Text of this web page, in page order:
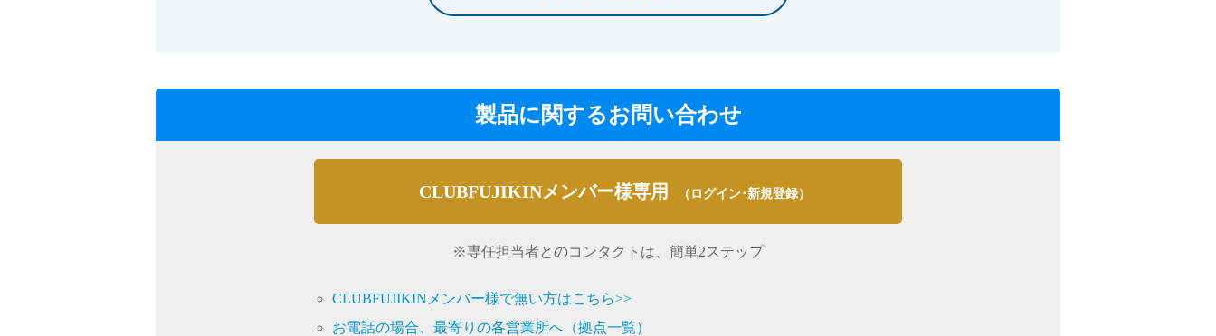
製品に関するお問い合わせ
CLUBFUJIKINメンバー様専用 （ログイン･新規登録）
※専任担当者とのコンタクトは、簡単2ステップ
CLUBFUJIKINメンバー様で無い方はこちら>>
お電話の場合、最寄りの各営業所へ（拠点一覧）